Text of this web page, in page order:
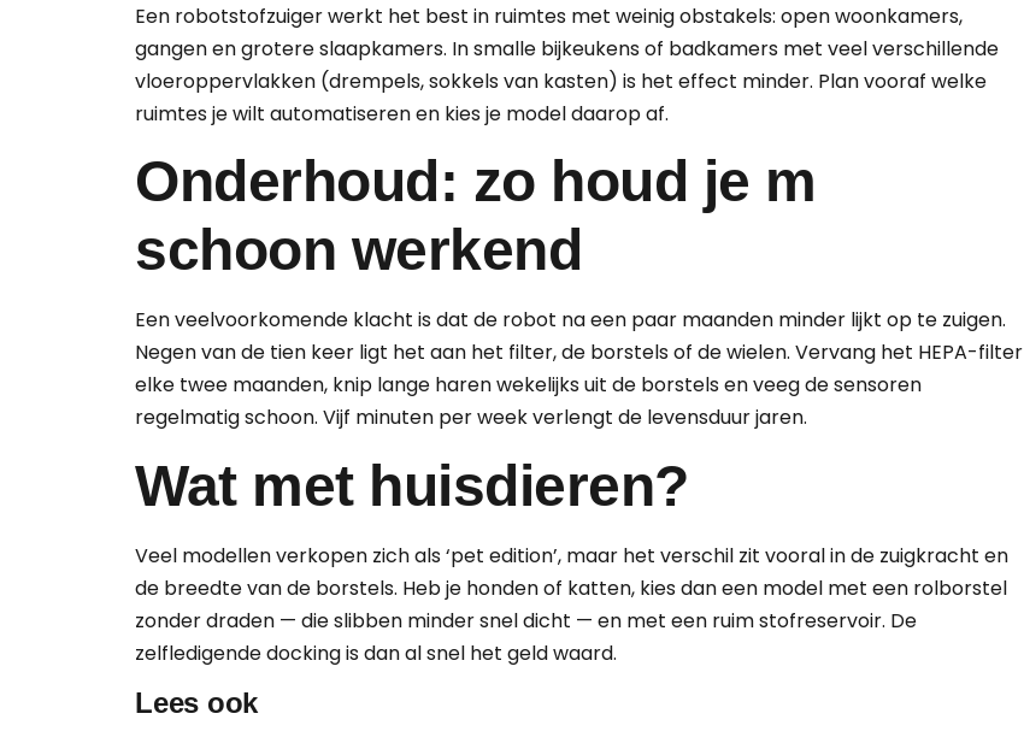
Een robotstofzuiger werkt het best in ruimtes met weinig obstakels: open woonkamers,
gangen en grotere slaapkamers. In smalle bijkeukens of badkamers met veel verschillende
vloeroppervlakken (drempels, sokkels van kasten) is het effect minder. Plan vooraf welke
ruimtes je wilt automatiseren en kies je model daarop af.
Onderhoud: zo houd je m
schoon werkend
Een veelvoorkomende klacht is dat de robot na een paar maanden minder lijkt op te zuigen.
Negen van de tien keer ligt het aan het filter, de borstels of de wielen. Vervang het HEPA-filter
elke twee maanden, knip lange haren wekelijks uit de borstels en veeg de sensoren
regelmatig schoon. Vijf minuten per week verlengt de levensduur jaren.
Wat met huisdieren?
Veel modellen verkopen zich als ‘pet edition’, maar het verschil zit vooral in de zuigkracht en
de breedte van de borstels. Heb je honden of katten, kies dan een model met een rolborstel
zonder draden — die slibben minder snel dicht — en met een ruim stofreservoir. De
zelfledigende docking is dan al snel het geld waard.
Lees ook